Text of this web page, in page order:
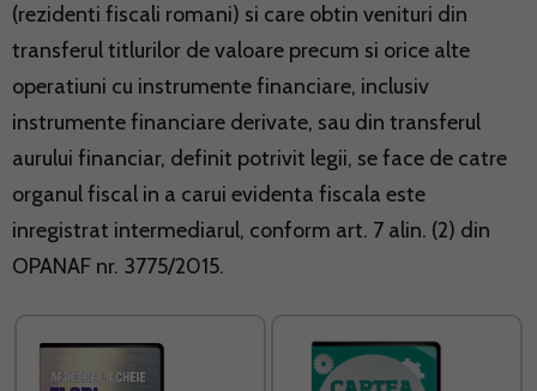
(rezidenti fiscali romani) si care obtin venituri din
transferul titlurilor de valoare precum si orice alte
operatiuni cu instrumente financiare, inclusiv
instrumente financiare derivate, sau din transferul
aurului financiar, definit potrivit legii, se face de catre
organul fiscal in a carui evidenta fiscala este
inregistrat intermediarul, conform art. 7 alin. (2) din
OPANAF nr. 3775/2015.